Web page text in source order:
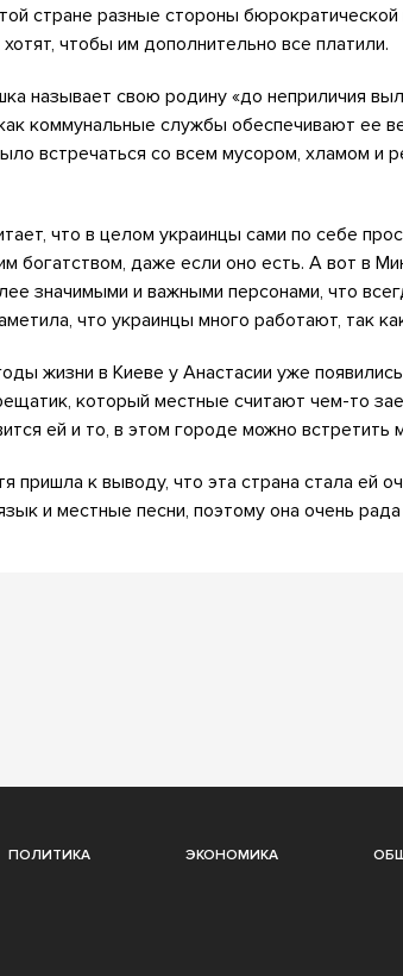
стране разные стороны
чтобы им дополнительно все платили.
называет свою родину «до неприличия
коммунальные службы обеспечивают ее
встречаться со всем мусором, хламом и
что в целом украинцы сами по себе
богатством, даже если оно есть. А вот в
значимыми и важными персонами, что
что украинцы много работают, так
жизни в Киеве у Анастасии уже
который местные считают чем-то
ей и то, в этом городе можно встретить
пришла к выводу, что эта страна стала ей
и местные песни, поэтому она очень
ПОЛИТИКА ЭКОНОМИКА